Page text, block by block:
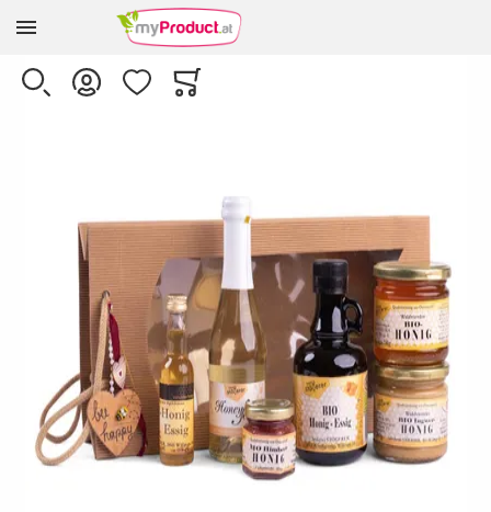
Zur Homepage
SUCHE KONTO WUNSCHLISTEWARENKORB